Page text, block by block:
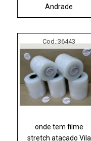
Andrade
Cod.:36443
onde tem filme
stretch atacado Vila